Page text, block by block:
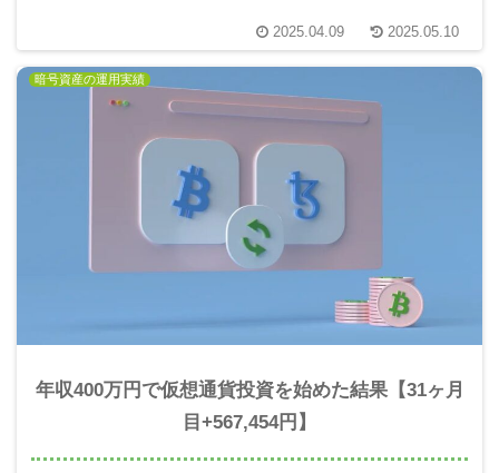
来のお金を増える分散投資が重要。実際にやってみてわかったこ
とを報告します。
2025.04.09 2025.05.10
暗号資産の運用実績
年収400万円で仮想通貨投資を始めた結果【31ヶ月
目+567,454円】